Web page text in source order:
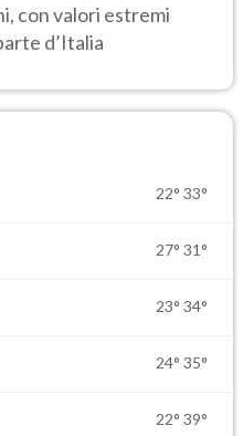
con valori estremi
d’Italia
22° 33°
27° 31°
23° 34°
24° 35°
22° 39°